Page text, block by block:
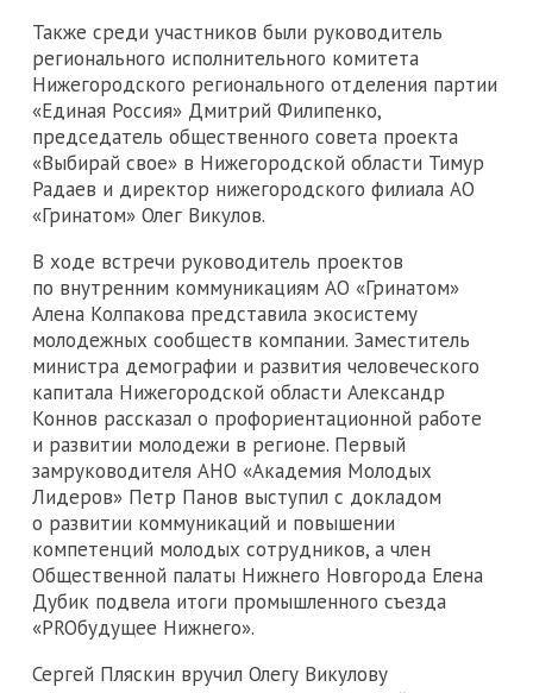
Также среди участников были руководитель
регионального исполнительного комитета
Нижегородского регионального отделения партии
«Единая Россия» Дмитрий Филипенко,
председатель общественного совета проекта
«Выбирай свое» в Нижегородской области Тимур
Радаев и директор нижегородского филиала АО
«Гринатом» Олег Викулов.
В ходе встречи руководитель проектов
по внутренним коммуникациям АО «Гринатом»
Алена Колпакова представила экосистему
молодежных сообществ компании. Заместитель
министра демографии и развития человеческого
капитала Нижегородской области Александр
Коннов рассказал о профориентационной работе
и развитии молодежи в регионе. Первый
замруководителя АНО «Академия Молодых
Лидеров» Петр Панов выступил с докладом
о развитии коммуникаций и повышении
компетенций молодых сотрудников, а член
Общественной палаты Нижнего Новгорода Елена
Дубик подвела итоги промышленного съезда
«PROбудущее Нижнего».
Сергей Пляскин вручил Олегу Викулову